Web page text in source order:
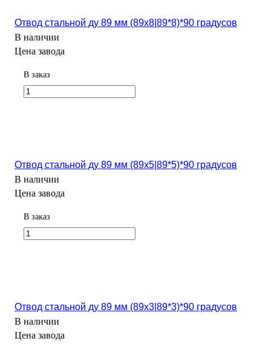
Отвод стальной ду 89 мм (89х8|89*8)*90 градусов
В наличии
Цена завода
В заказ
Отвод стальной ду 89 мм (89х5|89*5)*90 градусов
В наличии
Цена завода
В заказ
Отвод стальной ду 89 мм (89х3|89*3)*90 градусов
В наличии
Цена завода